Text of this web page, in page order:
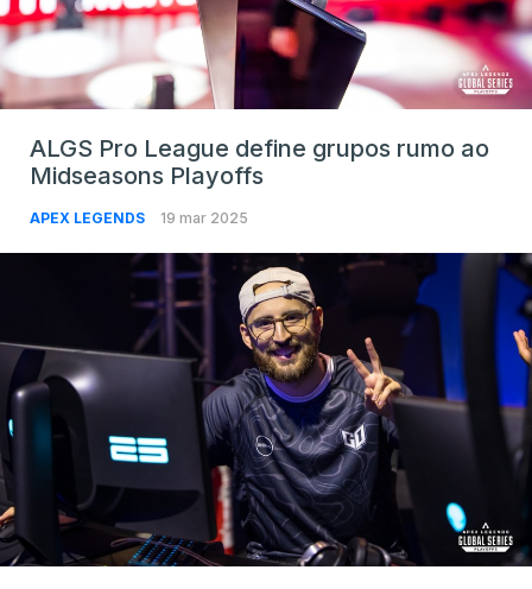
ALGS Pro League define grupos rumo ao
Midseasons Playoffs
APEX LEGENDS 19 mar 2025